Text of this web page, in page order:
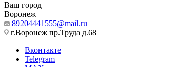
Ваш город
Воронеж
89204441555@mail.ru
г.Воронеж пр.Труда д.68
Вконтакте
Telegram